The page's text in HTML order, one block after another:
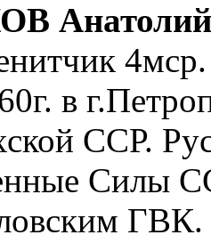
Анатолий
в
ССР.
Силы
ГВК.